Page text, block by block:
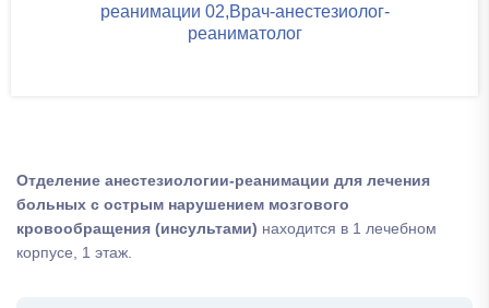
реанимации 02,Врач-анестезиолог-
реаниматолог
Отделение анестезиологии-реанимации для лечения
больных с острым нарушением мозгового
кровообращения (инсультами) находится в 1 лечебном
корпусе, 1 этаж.